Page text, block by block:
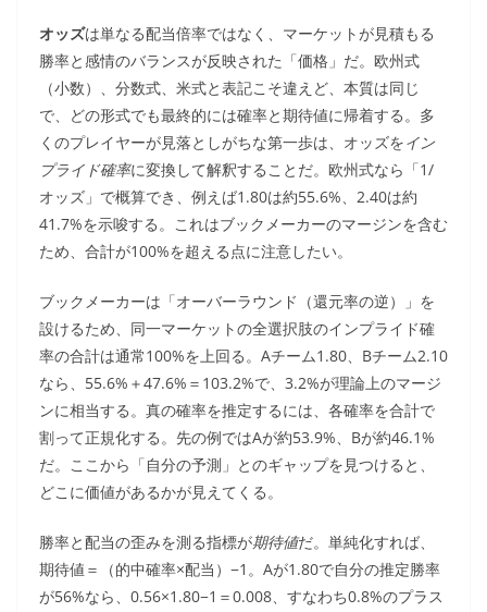
オッズは単なる配当倍率ではなく、マーケットが見積もる
勝率と感情のバランスが反映された「価格」だ。欧州式
（小数）、分数式、米式と表記こそ違えど、本質は同じ
で、どの形式でも最終的には確率と期待値に帰着する。多
くのプレイヤーが見落としがちな第一歩は、オッズをイン
プライド確率に変換して解釈することだ。欧州式なら「1/
オッズ」で概算でき、例えば1.80は約55.6%、2.40は約
41.7%を示唆する。これはブックメーカーのマージンを含む
ため、合計が100%を超える点に注意したい。
ブックメーカーは「オーバーラウンド（還元率の逆）」を
設けるため、同一マーケットの全選択肢のインプライド確
率の合計は通常100%を上回る。Aチーム1.80、Bチーム2.10
なら、55.6%＋47.6%＝103.2%で、3.2%が理論上のマージ
ンに相当する。真の確率を推定するには、各確率を合計で
割って正規化する。先の例ではAが約53.9%、Bが約46.1%
だ。ここから「自分の予測」とのギャップを見つけると、
どこに価値があるかが見えてくる。
勝率と配当の歪みを測る指標が期待値だ。単純化すれば、
期待値＝（的中確率×配当）−1。Aが1.80で自分の推定勝率
が56%なら、0.56×1.80−1＝0.008、すなわち0.8%のプラス